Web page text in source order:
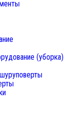
(уборка)